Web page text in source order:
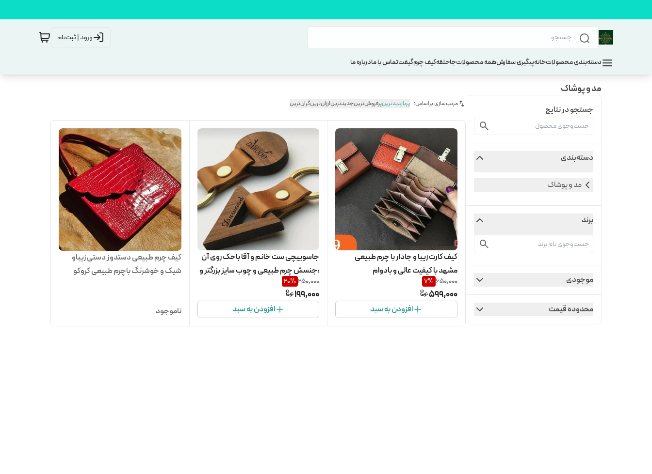
ورود | ثبت‌نام
دسته‌بندی محصولاتخانهپیگیری سفارشهمه محصولاتجاحلقهکیف چرمگیفتتماس با مادرباره ما
مد و پوشاک
جستجو در نتایج
دسته‌بندی
مد و پوشاک
برند
موجودی
محدوده قیمت
مرتب‌سازی براساس: پربازدیدترینپرفروش‌ترینجدیدترینارزان‌ترینگران‌ترین
کیف کارت زیبا و جادار با چرم طبیعی
مشهد با کیفیت عالی و بادوام
650,000
7%
599,000
افزودن به سبد
جاسوییچی ست خانم و آقا باحک روی آن
،جنسش چرم طبیعی و چوب سایز بزرگتر و
کوچکتر هم میشود
250,000
20%
199,000
افزودن به سبد
کیف چرم طبیعی دستدوز دستی زیباو
شیک و خوشرنگ باچرم طبیعی کروکو
ناموجود